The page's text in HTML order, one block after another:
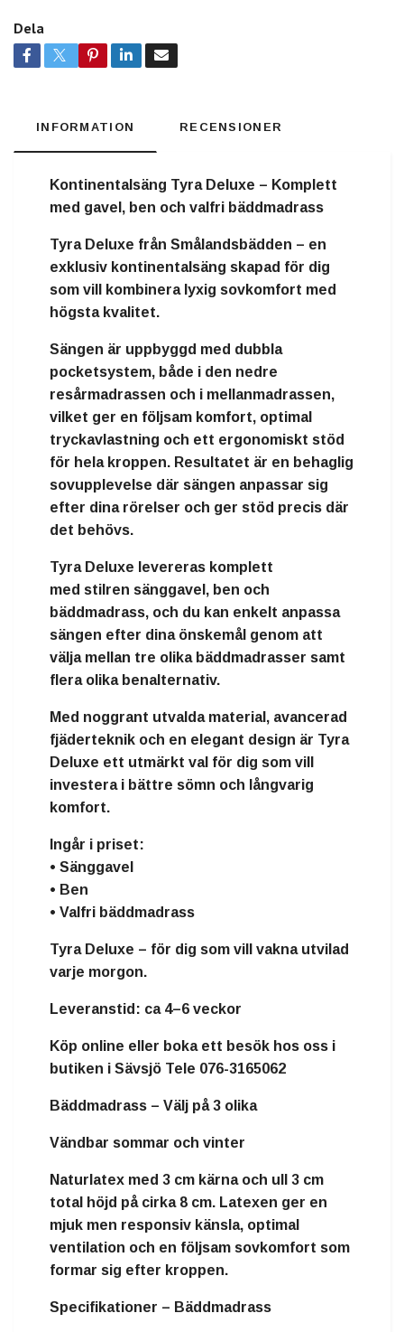
Dela
INFORMATION RECENSIONER
Kontinentalsäng Tyra Deluxe – Komplett
med gavel, ben och valfri bäddmadrass
Tyra Deluxe från Smålandsbädden – en
exklusiv kontinentalsäng skapad för dig
som vill kombinera lyxig sovkomfort med
högsta kvalitet.
Sängen är uppbyggd med dubbla
pocketsystem, både i den nedre
resårmadrassen och i mellanmadrassen,
vilket ger en följsam komfort, optimal
tryckavlastning och ett ergonomiskt stöd
för hela kroppen. Resultatet är en behaglig
sovupplevelse där sängen anpassar sig
efter dina rörelser och ger stöd precis där
det behövs.
Tyra Deluxe levereras komplett
med stilren sänggavel, ben och
bäddmadrass, och du kan enkelt anpassa
sängen efter dina önskemål genom att
välja mellan tre olika bäddmadrasser samt
flera olika benalternativ.
Med noggrant utvalda material, avancerad
fjäderteknik och en elegant design är Tyra
Deluxe ett utmärkt val för dig som vill
investera i bättre sömn och långvarig
komfort.
Ingår i priset:
• Sänggavel
• Ben
• Valfri bäddmadrass
Tyra Deluxe – för dig som vill vakna utvilad
varje morgon.
Leveranstid: ca 4–6 veckor
Köp online eller boka ett besök hos oss i
butiken i Sävsjö Tele 076-3165062
Bäddmadrass – Välj på 3 olika
Vändbar sommar och vinter
Naturlatex med 3 cm kärna och ull 3 cm
total höjd på cirka 8 cm. Latexen ger en
mjuk men responsiv känsla, optimal
ventilation och en följsam sovkomfort som
formar sig efter kroppen.
Specifikationer – Bäddmadrass